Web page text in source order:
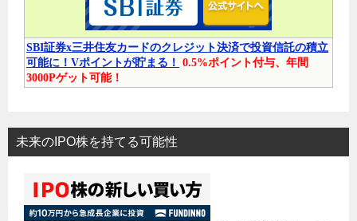
SBI証券x三井住友カードのクレジット決済で投資信託の積立
可能に！Vポイントが貯まる！ 0.5%ポイント付与、年間
3000Pゲット可能！
未来のIPO株を持てる可能性